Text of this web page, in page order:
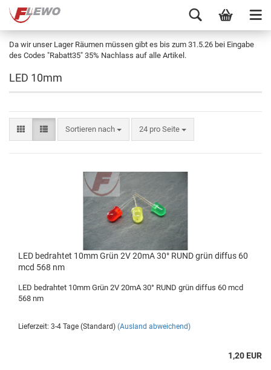
Da wir unser Lager Räumen müssen gibt es bis zum 31.5.26 bei Eingabe
des Codes "Rabatt35" 35% Nachlass auf alle Artikel.
LED 10mm
Sortieren nach 24 pro Seite
LED bedrahtet 10mm Grün 2V 20mA 30° RUND grün diffus 60
mcd 568 nm
LED bedrahtet 10mm Grün 2V 20mA 30° RUND grün diffus 60 mcd
568 nm
Lieferzeit: 3-4 Tage (Standard) (Ausland abweichend)
1,20 EUR